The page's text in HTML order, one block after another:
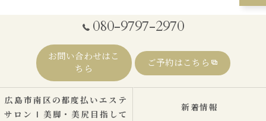
080-9797-2970
お問い合わせはこ
ちら
ご予約はこちら
広島市南区の都度払いエステ
サロン | 美脚・美尻目指して
新着情報